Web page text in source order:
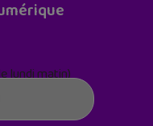
lundi matin)